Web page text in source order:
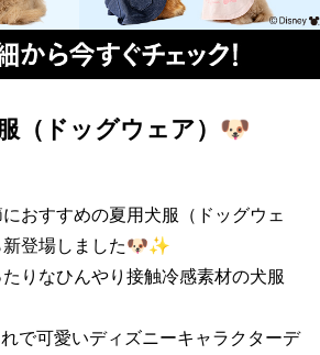
（ドッグウェア）🐶
おすすめの夏用犬服（ドッグウェ
登場しました🐶✨
りなひんやり接触冷感素材の犬服
で可愛いディズニーキャラクターデ